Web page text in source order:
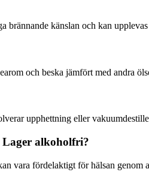
känslan och kan
och beska jämfört med andra
upphettning eller
alkoholfri?
fördelaktigt för hälsan genom